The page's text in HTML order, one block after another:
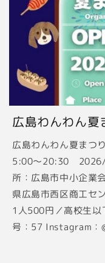
広島わんわん
広島わんわん夏ま
5:00〜20:30 2026/
所：広島市中小企
県広島市西区商工セ
1人500円／高校生以
号：57 Instagram：